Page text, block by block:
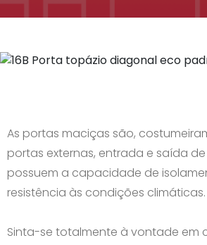
As portas maciças são,
portas externas, entrada e saída de
possuem a capacidade de
resistência às condições climáticas.
Sinta-se totalmente à vontade em